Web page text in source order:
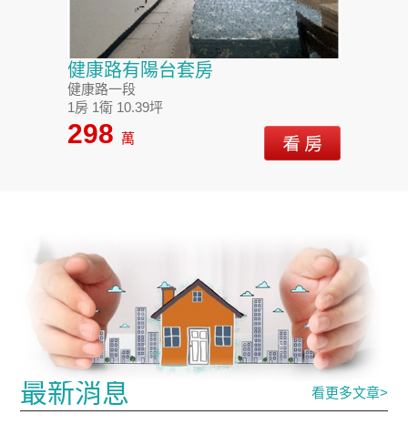
健康路有陽台套房
健康路一段
1房 1衛 10.39坪
298 萬
最新消息 看更多文章>